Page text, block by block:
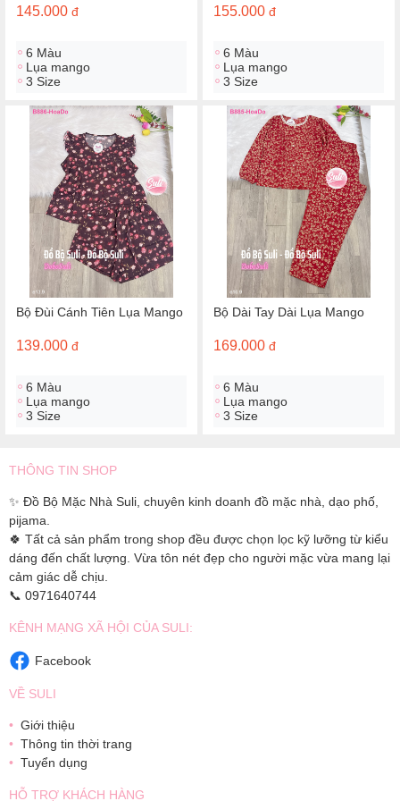
145.000 đ
6 Màu
Lụa mango
3 Size
155.000 đ
6 Màu
Lụa mango
3 Size
Bộ Đùi Cánh Tiên Lụa Mango
139.000 đ
6 Màu
Lụa mango
3 Size
Bộ Dài Tay Dài Lụa Mango
169.000 đ
6 Màu
Lụa mango
3 Size
THÔNG TIN SHOP
✨ Đồ Bộ Mặc Nhà Suli, chuyên kinh doanh đồ mặc nhà, dạo phố,
pijama.
🍀 Tất cả sản phẩm trong shop đều được chọn lọc kỹ lưỡng từ kiểu
dáng đến chất lượng. Vừa tôn nét đẹp cho người mặc vừa mang lại
cảm giác dễ chịu.
📞 0971640744
KÊNH MẠNG XÃ HỘI CỦA SULI:
Facebook
VỀ SULI
Giới thiệu
Thông tin thời trang
Tuyển dụng
HỖ TRỢ KHÁCH HÀNG